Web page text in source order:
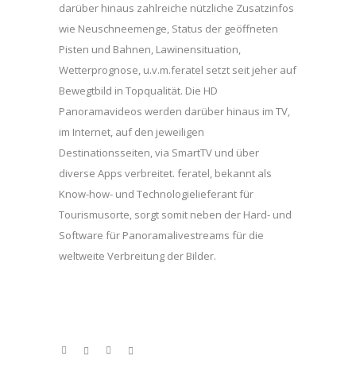
darüber hinaus zahlreiche nützliche Zusatzinfos
wie Neuschneemenge, Status der geöffneten
Pisten und Bahnen, Lawinensituation,
Wetterprognose, u.v.m.feratel setzt seit jeher auf
Bewegtbild in Topqualität. Die HD
Panoramavideos werden darüber hinaus im TV,
im Internet, auf den jeweiligen
Destinationsseiten, via SmartTV und über
diverse Apps verbreitet. feratel, bekannt als
Know-how- und Technologielieferant für
Tourismusorte, sorgt somit neben der Hard- und
Software für Panoramalivestreams für die
weltweite Verbreitung der Bilder.